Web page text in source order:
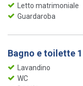
Letto matrimoniale
Guardaroba
Bagno e toilette 1
Lavandino
WC